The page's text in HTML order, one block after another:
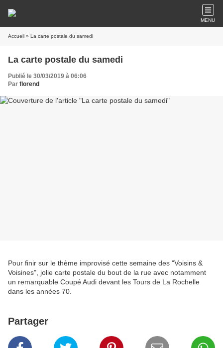
MENU
Accueil » La carte postale du samedi
La carte postale du samedi
Publié le 30/03/2019 à 06:06
Par florend
Pour finir sur le thème improvisé cette semaine des "Voisins &
Voisines", jolie carte postale du bout de la rue avec notamment
un remarquable Coupé Audi devant les Tours de La Rochelle
dans les années 70.
Partager